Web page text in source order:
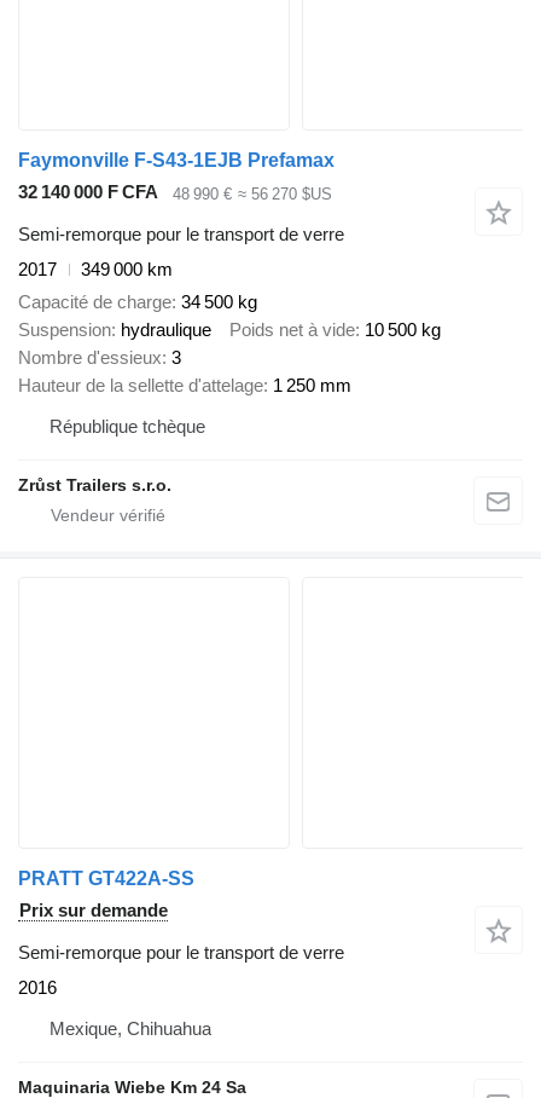
Faymonville F-S43-1EJB Prefamax
32 140 000 F CFA
48 990 € ≈ 56 270 $US
Semi-remorque pour le transport de verre
2017
349 000 km
Capacité de charge 34 500 kg
Suspension hydraulique Poids net à vide 10 500 kg
Nombre d'essieux 3
Hauteur de la sellette d'attelage 1 250 mm
République tchèque
Zrůst Trailers s.r.o.
PRATT GT422A-SS
Prix sur demande
Semi-remorque pour le transport de verre
2016
Mexique, Chihuahua
Maquinaria Wiebe Km 24 Sa